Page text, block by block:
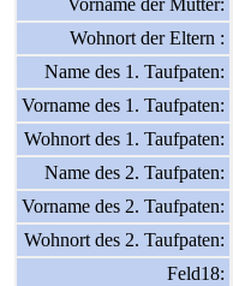
Vorname der Mutter:
Wohnort der Eltern :
Name des 1. Taufpaten:
Vorname des 1. Taufpaten:
Wohnort des 1. Taufpaten:
Name des 2. Taufpaten:
Vorname des 2. Taufpaten:
Wohnort des 2. Taufpaten:
Feld18: